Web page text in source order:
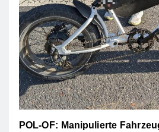
POL-OF: Manipulierte